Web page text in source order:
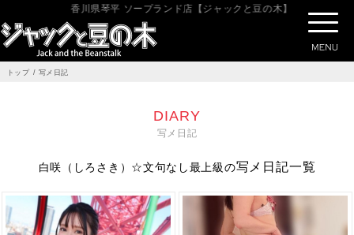
香川県琴平 ソープランド店【ジャックと豆の木】の写メ日記ペ
トップ 写メ日記
DIARY
写メ日記
白咲（しろさき）☆文句なし最上級 写メ日記一覧